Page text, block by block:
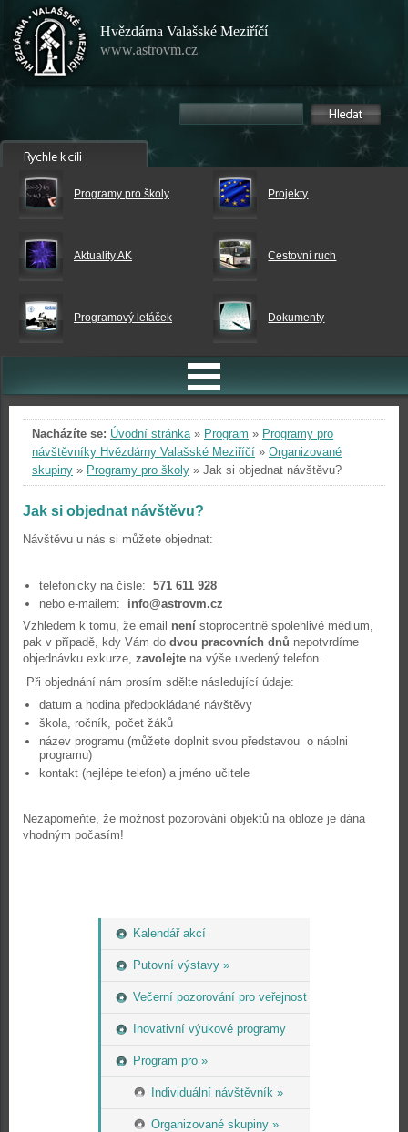
Hvězdárna Valašské Meziříčí
www.astrovm.cz
Programy pro školy Projekty
Aktuality AK Cestovní ruch
Programový letáček Dokumenty
Kalendář akcí
Putovní výstavy »
Večerní pozorování pro veřejnost
Inovativní výukové programy
Program pro »
Individuální návštěvník »
Organizované skupiny »
Nacházíte se: Úvodní stránka» Program » Programy pro
návštěvníky Hvězdárny Valašské Meziříčí » Organizované
skupiny » Programy pro školy » Jak si objednat návštěvu?
Jak si objednat návštěvu?
Návštěvu u nás si můžete objednat:
telefonicky na čísle: 571 611 928
nebo e-mailem: info@astrovm.cz
Vzhledem k tomu, že email není stoprocentně spolehlivé médium,
pak v případě, kdy Vám do dvou pracovních dnů nepotvrdíme
objednávku exkurze, zavolejte na výše uvedený telefon.
Při objednání nám prosím sdělte následující údaje:
datum a hodina předpokládané návštěvy
škola, ročník, počet žáků
název programu (můžete doplnit svou představou o náplni
programu)
kontakt (nejlépe telefon) a jméno učitele
Nezapomeňte, že možnost pozorování objektů na obloze je dána
vhodným počasím!